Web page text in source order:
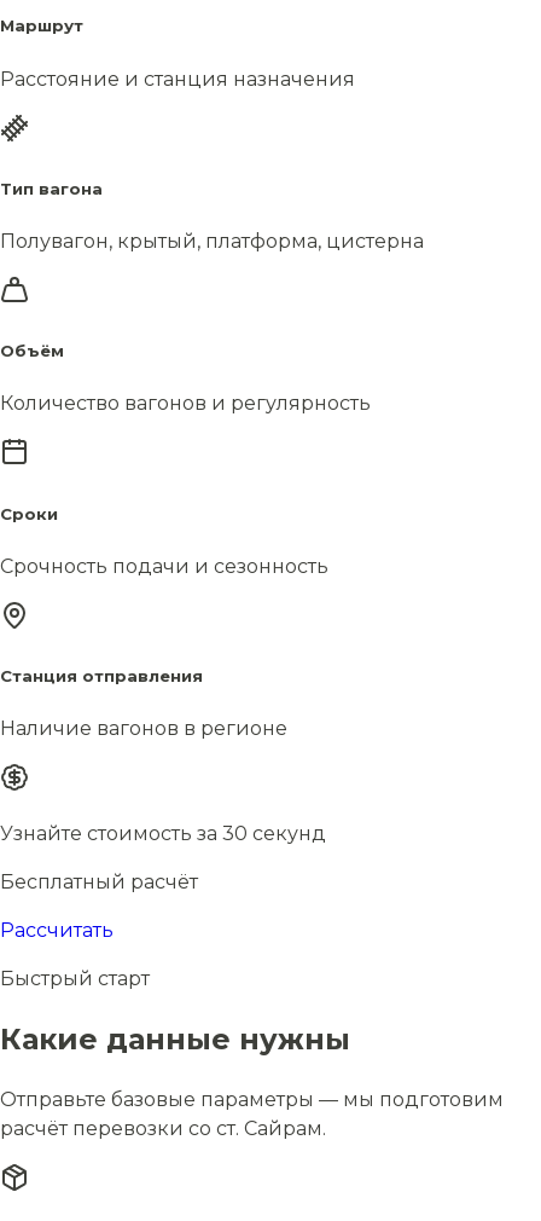
Маршрут
Расстояние и станция назначения
Тип вагона
Полувагон, крытый, платформа, цистерна
Объём
Количество вагонов и регулярность
Сроки
Срочность подачи и сезонность
Станция отправления
Наличие вагонов в регионе
Узнайте стоимость за 30 секунд
Бесплатный расчёт
Рассчитать
Быстрый старт
Какие данные нужны
Отправьте базовые параметры — мы подготовим
расчёт перевозки со ст. Сайрам.